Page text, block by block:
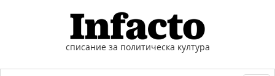
списание за политическа култура